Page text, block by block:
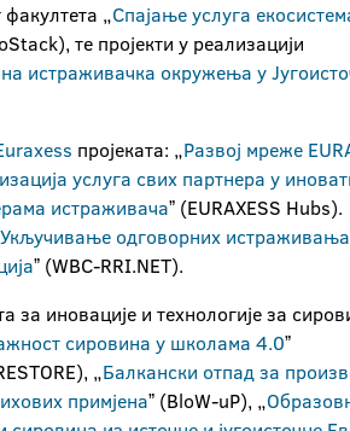
„Спајање услуга
те пројекти у реализацији
истраживачка окружења у
пројеката: „Развој мреже
услуга свих партнера у
истраживачaˮ (EURAXESS Hubs).
Укључивање одговорних
ˮ (WBC-RRI.NET).
иновације и технологије за
сировина у школама 4.0ˮ
„Балкански отпад за
примјенаˮ (BloW-uP), „